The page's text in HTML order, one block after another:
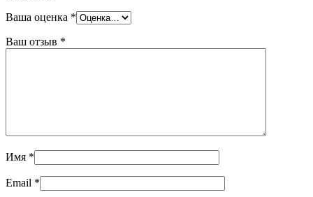
Ваша оценка *
Ваш отзыв *
Имя *
Email *